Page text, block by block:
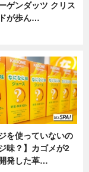
ゲンダッツ クリス
が歩ん…
を使っていないの
味？】カゴメが2
発した革…